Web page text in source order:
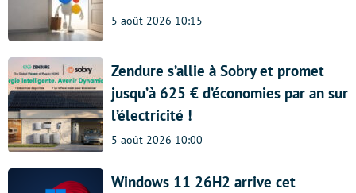
5 août 2026 10:15
Zendure s’allie à Sobry et promet
jusqu’à 625 € d’économies par an sur
l’électricité !
5 août 2026 10:00
Windows 11 26H2 arrive cet